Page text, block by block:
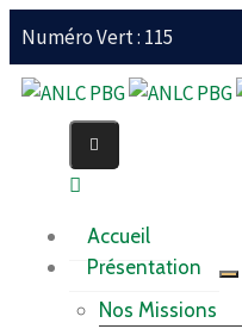
Numéro Vert : 115
Accueil
Présentation
Nos Missions